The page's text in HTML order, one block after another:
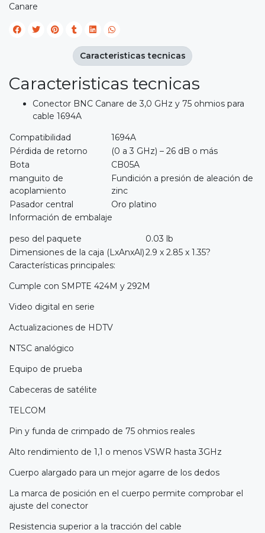
Canare
Caracteristicas tecnicas
Conector BNC Canare de 3,0 GHz y 75 ohmios para
cable 1694A
Compatibilidad
1694A
Pérdida de retorno
(0 a 3 GHz) – 26 dB o más
Bota
CB05A
manguito de
acoplamiento
Fundición a presión de aleación de
zinc
Pasador central
Oro platino
Información de embalaje
peso del paquete
0.03 lb
Dimensiones de la caja (LxAnxAl)2.9 x 2.85 x 1.35?
Características principales:
Cumple con SMPTE 424M y 292M
Video digital en serie
Actualizaciones de HDTV
NTSC analógico
Equipo de prueba
Cabeceras de satélite
TELCOM
Pin y funda de crimpado de 75 ohmios reales
Alto rendimiento de 1,1 o menos VSWR hasta 3GHz
Cuerpo alargado para un mejor agarre de los dedos
La marca de posición en el cuerpo permite comprobar el
ajuste del conector
Resistencia superior a la tracción del cable
Caracteristicas tecnicas